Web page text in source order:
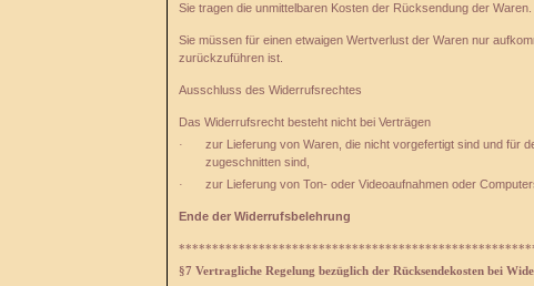
Sie tragen die unmittelbaren Kosten der Rücksendung der Waren.
Sie müssen für einen etwaigen Wertverlust der Waren nur
zurückzuführen ist.
Ausschluss des Widerrufsrechtes
Das Widerrufsrecht besteht nicht bei Verträgen
·
zur Lieferung von Waren, die nicht vorgefertigt sind und für
zugeschnitten sind,
· zur Lieferung von Ton- oder Videoaufnahmen oder
Ende der Widerrufsbelehrung
§7 Vertragliche Regelung bezüglich der Rücksendekosten bei